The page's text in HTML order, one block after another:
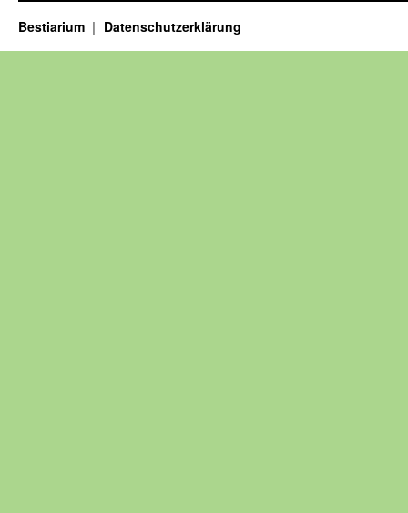
Bestiarium Datenschutzerklärung